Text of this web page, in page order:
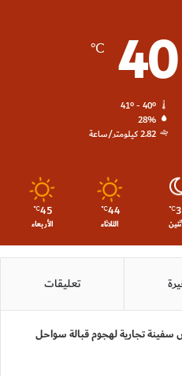
40
℃
41º - 40º
28%
2.82 كيلومتر/ساعة
℃
44
℃
الثلاثاء
45
℃
الأربعاء
تعليقات
سفينة تجارية لهجوم قبالة سواحل